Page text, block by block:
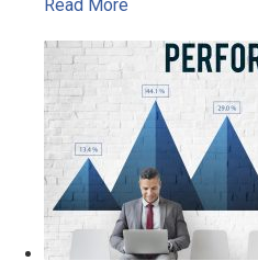
Read More